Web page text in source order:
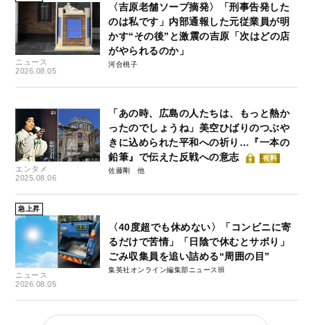
ニュース
2026.08.05
〈吉原老舗ソープ摘発〉「刑事告発した
のは私です」内部通報した元従業員が明
かす“その後”と激震の吉原「次はどの店
がやられるのか」
河合桃子
エンタメ
2025.08.06
「あの時、広島の人たちは、もっと熱か
ったのでしょうね」美空ひばりのつぶや
きに込められた平和への祈り…『一本の
鉛筆』で伝えた反戦への意志
有料
佐藤剛
急上昇
ニュース
2026.08.05
〈40度超でも休めない〉「コンビニに寄
るだけで苦情」「日陰で休むとサボり」
ごみ収集員を追い詰める“周囲の目”
集英社オンライン編集部ニュース班